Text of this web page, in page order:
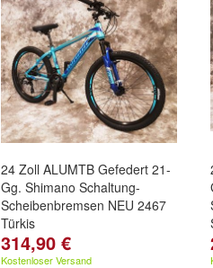
24 Zoll ALUMTB Gefedert 21-
Gg. Shimano Schaltung-
Scheibenbremsen NEU 2467
Türkis
314,90 €
Kostenloser Versand